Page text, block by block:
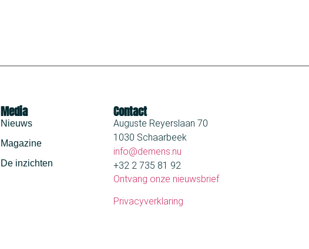
Media
Nieuws
Magazine
De inzichten
Contact
Auguste Reyerslaan 70
1030 Schaarbeek
info@demens.nu
+32 2 735 81 92
Ontvang onze nieuwsbrief
Privacyverklaring